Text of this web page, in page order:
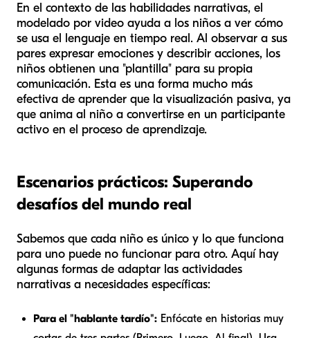
En el contexto de las habilidades narrativas, el
modelado por video ayuda a los niños a ver cómo
se usa el lenguaje en tiempo real. Al observar a sus
pares expresar emociones y describir acciones, los
niños obtienen una "plantilla" para su propia
comunicación. Esta es una forma mucho más
efectiva de aprender que la visualización pasiva, ya
que anima al niño a convertirse en un participante
activo en el proceso de aprendizaje.
Escenarios prácticos: Superando
desafíos del mundo real
Sabemos que cada niño es único y lo que funciona
para uno puede no funcionar para otro. Aquí hay
algunas formas de adaptar las actividades
narrativas a necesidades específicas:
Para el "hablante tardío": Enfócate en historias muy